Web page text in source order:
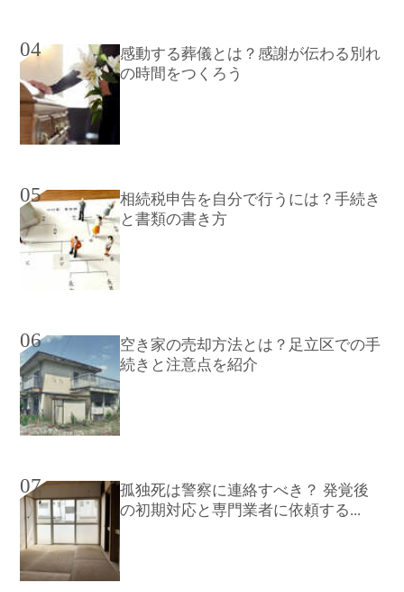
04
感動する葬儀とは？感謝が伝わる別れ
の時間をつくろう
05
相続税申告を自分で行うには？手続き
と書類の書き方
06
空き家の売却方法とは？足立区での手
続きと注意点を紹介
07
孤独死は警察に連絡すべき？ 発覚後
の初期対応と専門業者に依頼する...